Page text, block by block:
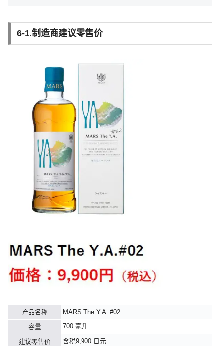
6-1.制造商建议零售价
产品名称
MARS The Y.A. #02
容量
700 毫升
建议零售价 含税9,900 日元